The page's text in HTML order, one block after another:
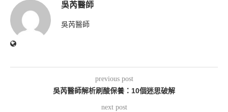
吳芮醫師
吳芮醫師
previous post
吳芮醫師解析刷酸保養：10個迷思破解
next post